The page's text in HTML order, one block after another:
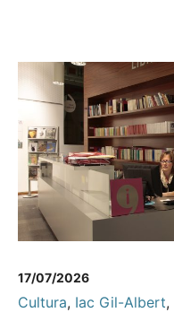
17/07/2026
Cultura, Iac Gil-Albert,